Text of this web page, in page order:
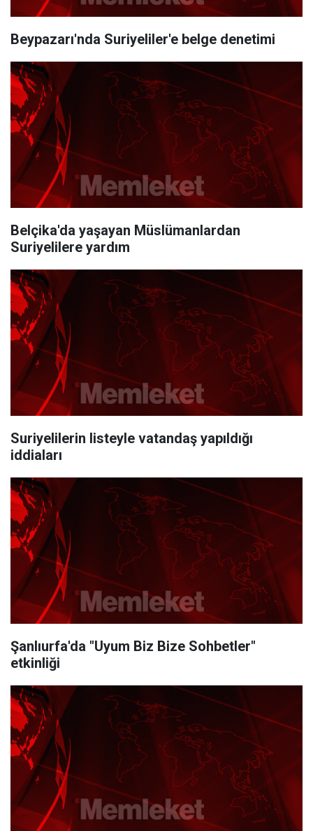
Beypazarı'nda Suriyeliler'e belge denetimi
Belçika'da yaşayan Müslümanlardan
Suriyelilere yardım
Suriyelilerin listeyle vatandaş yapıldığı
iddiaları
Şanlıurfa'da "Uyum Biz Bize Sohbetler"
etkinliği